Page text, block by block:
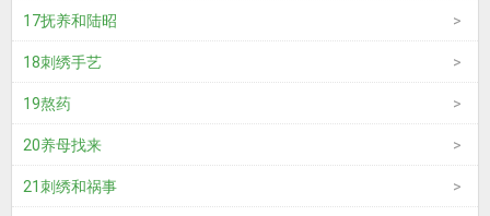
17抚养和陆昭
18刺绣手艺
19熬药
20养母找来
21刺绣和祸事